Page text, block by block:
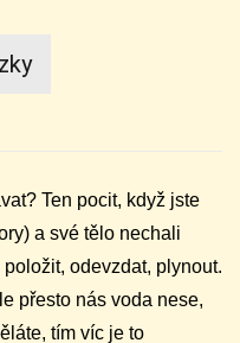
Ten pocit, když jste
a své tělo nechali
odevzdat, plynout.
přesto nás voda nese,
tím víc je to